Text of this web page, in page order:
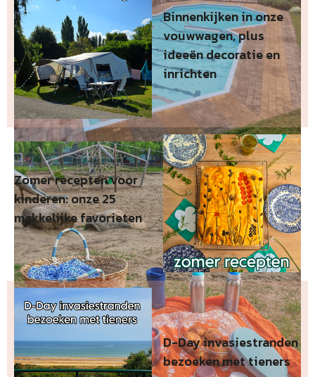
Binnenkijken in onze
vouwwagen, plus
ideeën decoratie en
inrichten
Zomer recepten voor
kinderen: onze 25
makkelijke favorieten
D-Day invasiestranden
bezoeken met tieners